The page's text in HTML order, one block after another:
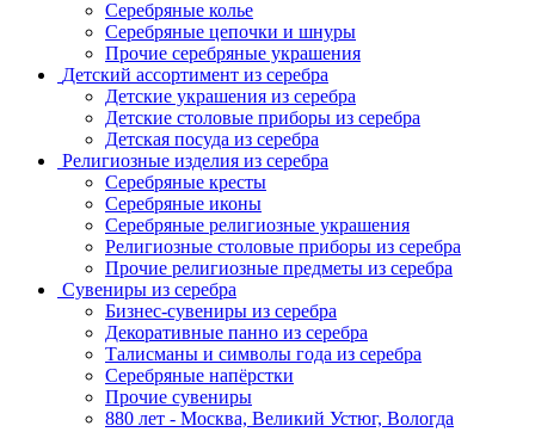
Серебряные колье
Серебряные цепочки и шнуры
Прочие серебряные украшения
Детский ассортимент из серебра
Детские украшения из серебра
Детские столовые приборы из серебра
Детская посуда из серебра
Религиозные изделия из серебра
Серебряные кресты
Серебряные иконы
Серебряные религиозные украшения
Религиозные столовые приборы из серебра
Прочие религиозные предметы из серебра
Сувениры из серебра
Бизнес-сувениры из серебра
Декоративные панно из серебра
Талисманы и символы года из серебра
Серебряные напёрстки
Прочие сувениры
880 лет - Москва, Великий Устюг, Вологда